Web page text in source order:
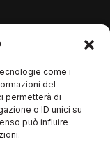
come i
del
permetterà di
o ID unici su
può influire